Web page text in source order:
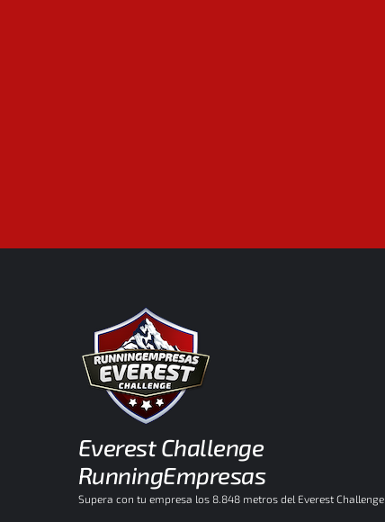
Everest Challenge
RunningEmpresas
Supera con tu empresa los 8.848 metros del Everest Challenge